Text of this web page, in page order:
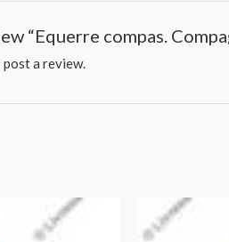
“Equerre compas.
a review.